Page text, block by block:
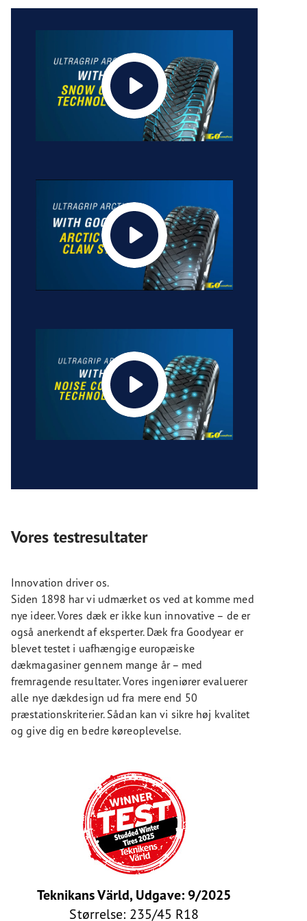
Vores testresultater
Innovation driver os.
Siden 1898 har vi udmærket os ved at komme med
nye ideer. Vores dæk er ikke kun innovative – de er
også anerkendt af eksperter. Dæk fra Goodyear er
blevet testet i uafhængige europæiske
dækmagasiner gennem mange år – med
fremragende resultater. Vores ingeniører evaluerer
alle nye dækdesign ud fra mere end 50
præstationskriterier. Sådan kan vi sikre høj kvalitet
og give dig en bedre køreoplevelse.
Teknikans Värld, Udgave: 9/2025
Størrelse: 235/45 R18